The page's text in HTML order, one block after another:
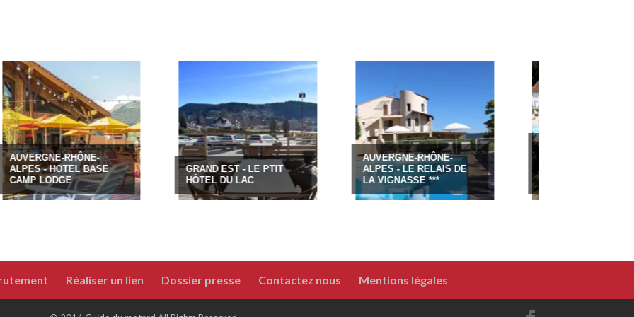
RHÔNE-
BASE
GRAND EST - LE PTIT
HÔTEL DU LAC
AUVERGNE-RHÔNE-
ALPES - LE RELAIS DE
LA VIGNASSE ***
GRAND EST - HOTEL
MAISON CARRÉE
RESTAURANT O'CARRÉ
D'ART
Réaliser un lien Dossier presse Contactez nous Mentions légales